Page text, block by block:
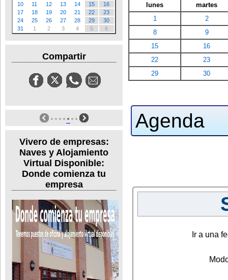
10
11 12 13 14 15
16
17
18 19 20 21 22
23
24
25 26 27 28 29
30
31
1 2 3 4 5 6
Compartir
Vivero de empresas:
Naves y Alojamiento
Virtual Disponible:
Donde comienza tu
empresa
lunes
martes
1
2
8
9
15
16
22
23
29
30
Agenda
Ir a una